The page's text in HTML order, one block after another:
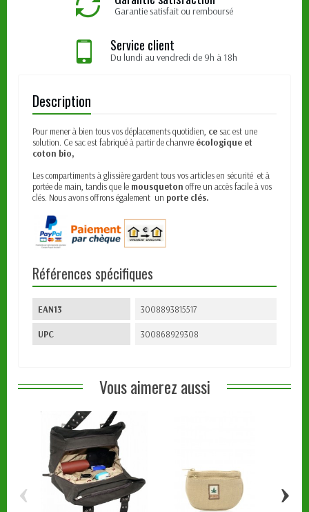
Garantie satisfait ou remboursé
Service client
Du lundi au vendredi de 9h à 18h
Description
Pour mener à bien tous vos déplacements quotidien, ce sacest une
solution. Ce sac est fabriqué à partir de chanvre écologique et
coton bio,
Les compartiments à glissière gardent tous vos articles en sécurité et à
portée de main, tandis que le mousqueton offre un accès facile à vos
clés. Nous avons offrons également un porte clés.
Références spécifiques
EAN13 3008893815517
UPC 300868929308
Vous aimerez aussi
‹ ›